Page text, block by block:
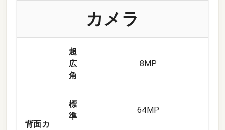
カメラ
背面カ
超
広
角
8 MP
標
準
64 MP